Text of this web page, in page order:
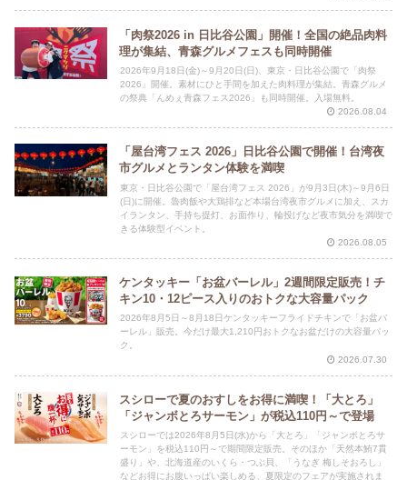
「肉祭2026 in 日比谷公園」開催！全国の絶品肉料
理が集結、青森グルメフェスも同時開催
2026年9月18日(金)～9月20日(日)、東京・日比谷公園で「肉祭
2026」開催。素材にひと手間を加えた肉料理が集結。青森グルメ
の祭典「んめぇ青森フェス2026」も同時開催。入場無料。
2026.08.04
「屋台湾フェス 2026」日比谷公園で開催！台湾夜
市グルメとランタン体験を満喫
東京・日比谷公園で「屋台湾フェス 2026」が9月3日(木)～9月6日
(日)に開催。魯肉飯や大鶏排など本場台湾夜市グルメに加え、スカ
イランタン、手持ち提灯、お面作り、輪投げなど夜市気分を満喫で
きる体験型イベント。
2026.08.05
ケンタッキー「お盆バーレル」2週間限定販売！チ
キン10・12ピース入りのおトクな大容量パック
2026年8月5日～8月18日ケンタッキーフライドチキンで「お盆バ
ーレル」販売。今だけ最大1,210円おトクなお盆だけの大容量パッ
ク。
2026.07.30
スシローで夏のおすしをお得に満喫！「大とろ」
「ジャンボとろサーモン」が税込110円～で登場
スシローでは2026年8月5日(水)から「大とろ」「ジャンボとろサ
ーモン」を税込110円～で期間限定販売。そのほか「天然本鮪7貫
盛り」や、北海道産のいくら・つぶ貝、「うなぎ 梅しそおろし」
などお得にお腹いっぱい楽しめる、夏限定のフェアが実施されま